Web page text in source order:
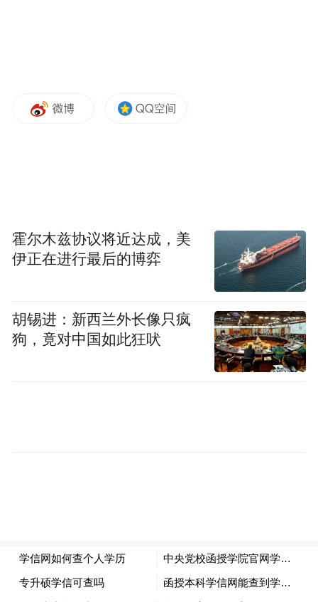
萍乡市气象台2025年11月17日06时20分发布
霍尔木兹协议将近达成，美
伊正在进行最后的博弈
胡锡进：新西兰外长像只疯
狗，竟对中国如此狂吠